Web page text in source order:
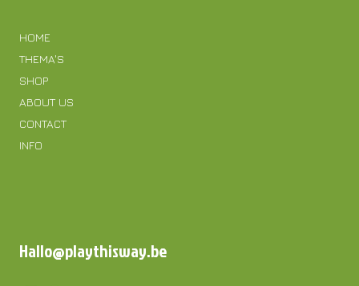
HOME
THEMA'S
SHOP
ABOUT US
CONTACT
INFO
Hallo@playthisway.be